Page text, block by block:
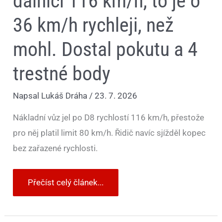
36 km/h rychleji, než
mohl. Dostal pokutu a 4
trestné body
Napsal Lukáš Dráha/23. 7. 2026
Nákladní vůz jel po D8 rychlostí 116 km/h, přestože
pro něj platil limit 80 km/h. Řidič navíc sjížděl kopec
bez zařazené rychlosti.
Přečíst celý článek...